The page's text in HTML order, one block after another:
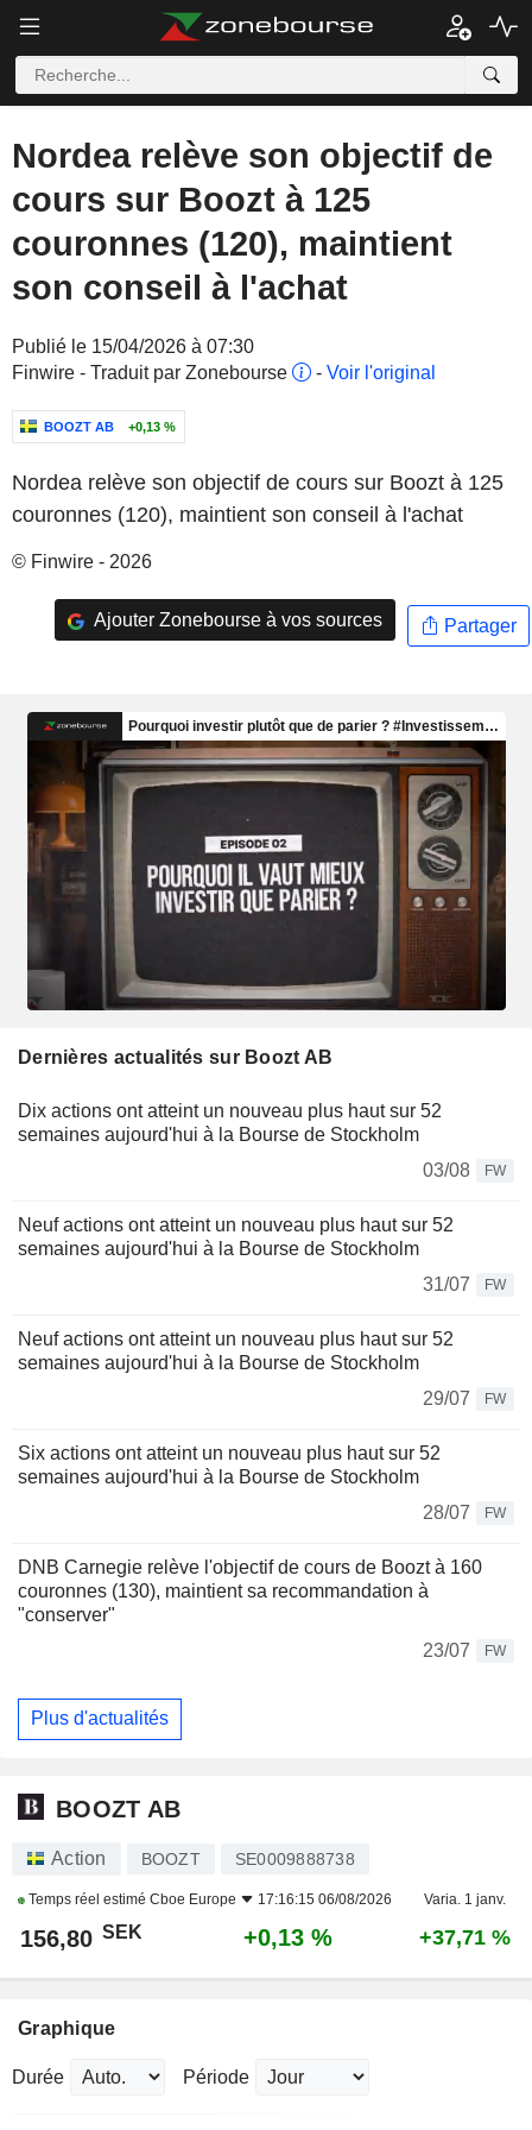
Nordea relève son objectif de
cours sur Boozt à 125
couronnes (120), maintient
son conseil à l'achat
Publié le 15/04/2026 à 07:30
Finwire - Traduit par Zonebourse
- Voir l'original
BOOZT AB +0,13 %
Nordea relève son objectif de cours sur Boozt à 125
couronnes (120), maintient son conseil à l'achat
© Finwire - 2026
Ajouter Zonebourse à vos sources Partager
Dernières actualités sur Boozt AB
Dix actions ont atteint un nouveau plus haut sur 52
semaines aujourd'hui à la Bourse de Stockholm
03/08
FW
Neuf actions ont atteint un nouveau plus haut sur 52
semaines aujourd'hui à la Bourse de Stockholm
31/07
FW
Neuf actions ont atteint un nouveau plus haut sur 52
semaines aujourd'hui à la Bourse de Stockholm
29/07
FW
Six actions ont atteint un nouveau plus haut sur 52
semaines aujourd'hui à la Bourse de Stockholm
28/07
FW
DNB Carnegie relève l'objectif de cours de Boozt à 160
couronnes (130), maintient sa recommandation à
"conserver"
23/07
FW
Plus d'actualités
BOOZT AB
Action BOOZT SE0009888738
Temps réel estimé Cboe Europe 17:16:15 06/08/2026 Varia. 1 janv.
156,80 SEK +0,13 % +37,71 %
Graphique
Durée Période